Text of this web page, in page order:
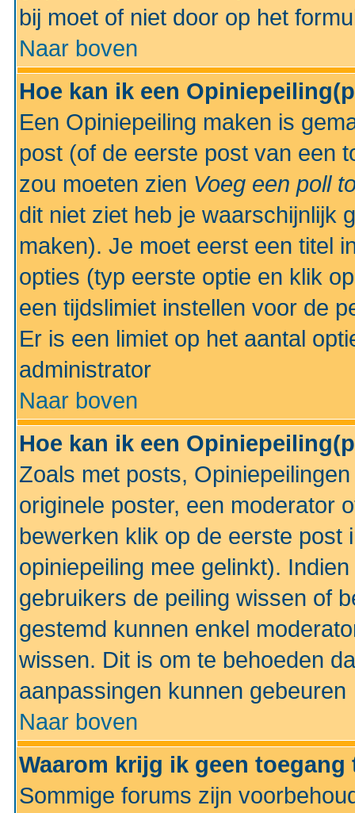
bij moet of niet door op het
Naar boven
Hoe kan ik een
Een Opiniepeiling maken is
post (of de eerste post van een
zou moeten zien Voeg een poll
dit niet ziet heb je waarschijnlijk
maken). Je moet eerst een titel
opties (typ eerste optie en klik
een tijdslimiet instellen voor de
Er is een limiet op het aantal
administrator
Naar boven
Hoe kan ik een
Zoals met posts,
originele poster, een moderator
bewerken klik op de eerste post
opiniepeiling mee gelinkt).
gebruikers de peiling wissen of
gestemd kunnen enkel
wissen. Dit is om te behoeden
aanpassingen kunnen gebeuren
Naar boven
Waarom krijg ik geen
Sommige forums zijn